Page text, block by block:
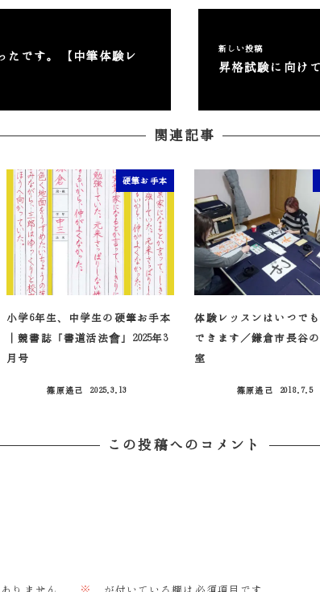
たです。【中筆体験レ
新しい投稿
昇格試験に向け
関連記事
硬筆お手本
小学6年生、中学生の硬筆お手本
｜競書誌「書道活法會」2025年3
月号
篠原遙己
2025.3.13
体験レッスンはいつでも
できます／鎌倉市長谷
室
篠原遙己
2018.7.5
この投稿へのコメント